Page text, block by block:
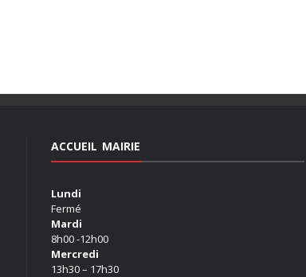
ACCUEIL MAIRIE
Lundi
Fermé
Mardi
8h00 -12h00
Mercredi
13h30 – 17h30